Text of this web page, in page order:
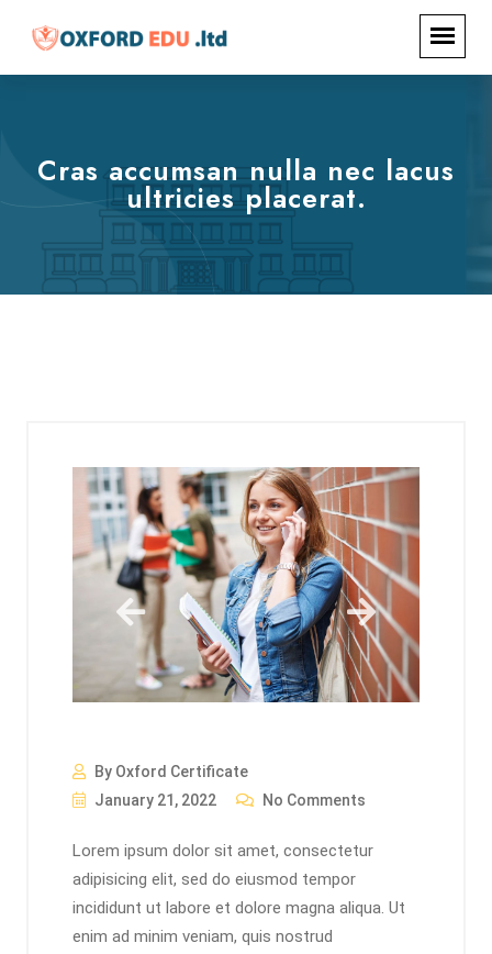
Cras accumsan nulla nec lacus
ultricies placerat.
By Oxford Certificate
January 21, 2022
No Comments
Lorem ipsum dolor sit amet, consectetur
adipisicing elit, sed do eiusmod tempor
incididunt ut labore et dolore magna aliqua. Ut
enim ad minim veniam, quis nostrud